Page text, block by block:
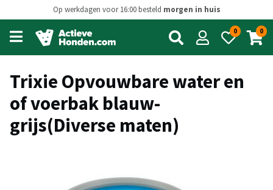
Op werkdagen voor 16:00 besteld morgen in huis
Open
main
menu
0 0
Trixie Opvouwbare water en
of voerbak blauw-
grijs(Diverse maten)